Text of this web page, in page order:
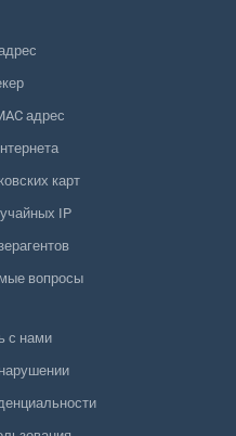
адрес
карт
IP
вопросы
с нами